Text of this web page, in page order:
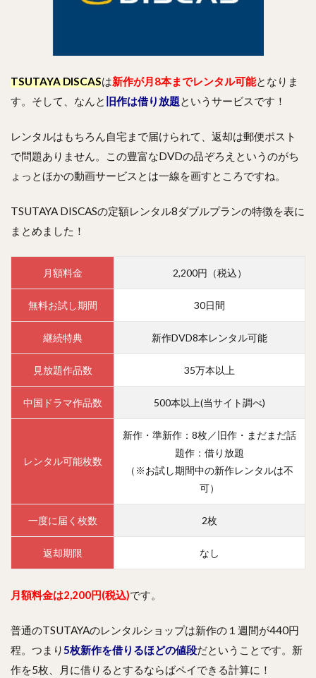
TSUTAYA DISCASは新作が月8本までレンタル可能となりま
す。そして、なんと 旧作は借り放題というサービスです！
レンタルはもちろん自宅まで届けられて、返却は郵便ポスト
で問題ありません。この豊富なDVDの品ぞろえというのがち
ょっとほかの動画サービスとは一線を画すところですね。
TSUTAYA DISCASの定額レンタル8ダブルプランの特徴を表に
まとめました！
月額料金 2,200円（税込）
無料お試し期間 30日間
継続特典 新作DVD8本レンタル可能
見放題作品数 35万本以上
中国ドラマ作品数 500本以上(当サイト調べ)
レンタル可能枚数
新作・準新作：8枚／旧作・まだまだ話
題作：借り放題
（※お試し期間中の新作レンタルは不
可）
一度に届く枚数 2枚
返却期限 なし
月額料金は2,200円(税込)です。
普通のTSUTAYAのレンタルショップは新作の１週間が440円
程。つまり5枚新作を借りるほどの値段だということです。新
作を5枚、月に借りるとするならばペイできる計算に！